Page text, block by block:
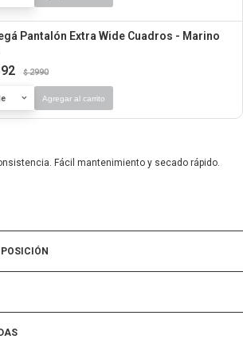
Pantalón Extra Wide Cuadros - Marino
$ 2990
Agregar al carrito
Fácil mantenimiento y secado rápido.